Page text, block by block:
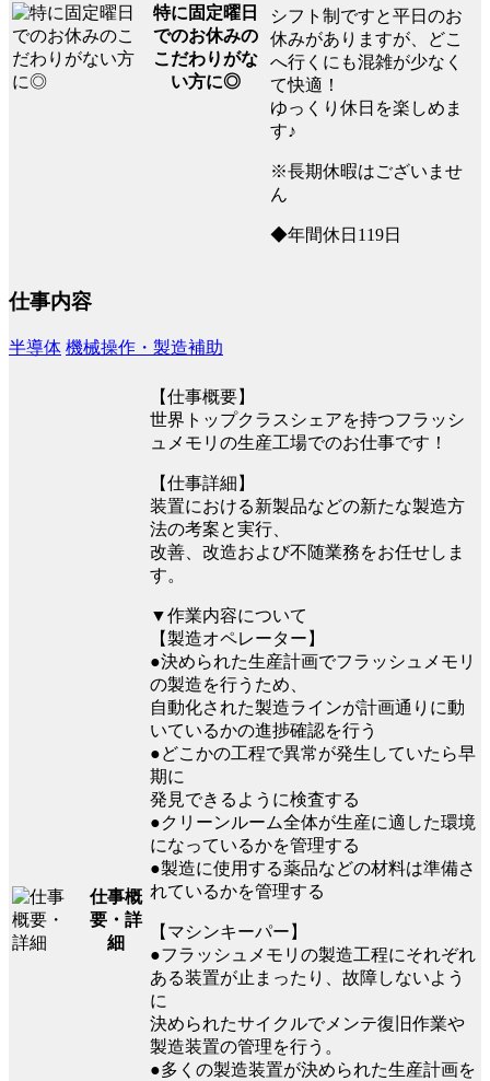
特に固定曜日
でのお休みの
こだわりがな
い方に◎
シフト制ですと平日のお
休みがありますが、どこ
へ行くにも混雑が少なく
て快適！
ゆっくり休日を楽しめま
す♪
※長期休暇はございませ
ん
◆年間休日119日
仕事内容
半導体 機械操作・製造補助
仕事概
要・詳
細
【仕事概要】
世界トップクラスシェアを持つフラッシ
ュメモリの生産工場でのお仕事です！
【仕事詳細】
装置における新製品などの新たな製造方
法の考案と実行、
改善、改造および不随業務をお任せしま
す。
▼作業内容について
【製造オペレーター】
●決められた生産計画でフラッシュメモリ
の製造を行うため、
自動化された製造ラインが計画通りに動
いているかの進捗確認を行う
●どこかの工程で異常が発生していたら早
期に
発見できるように検査する
●クリーンルーム全体が生産に適した環境
になっているかを管理する
●製造に使用する薬品などの材料は準備さ
れているかを管理する
【マシンキーパー】
●フラッシュメモリの製造工程にそれぞれ
ある装置が止まったり、故障しないよう
に
決められたサイクルでメンテ復旧作業や
製造装置の管理を行う。
●多くの製造装置が決められた生産計画を